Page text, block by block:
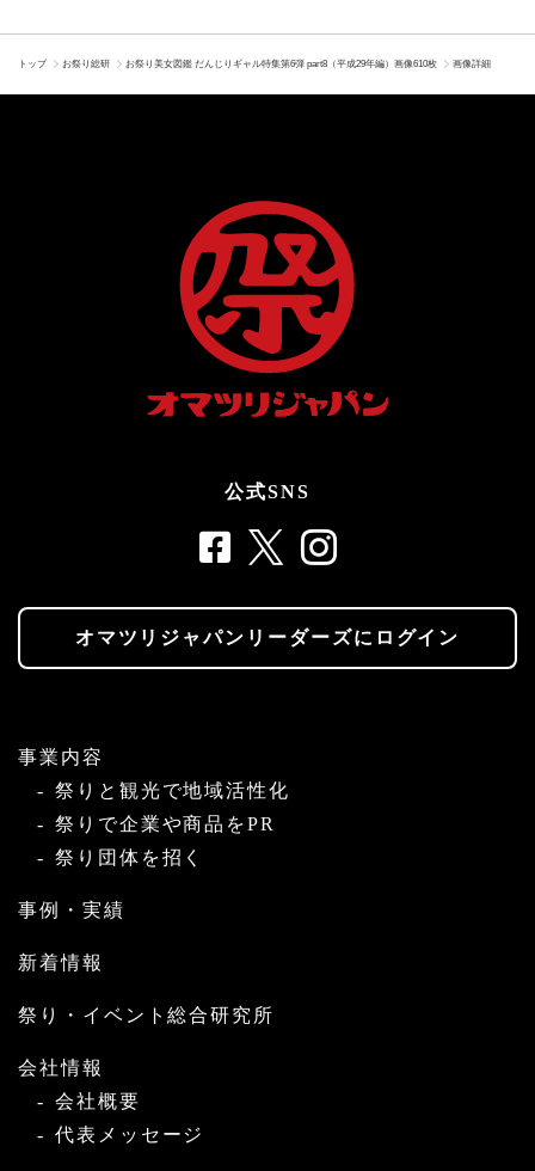
トップ お祭り総研 お祭り美女図鑑 だんじりギャル特集第6弾 part8（平成29年編）画像610枚 画像詳細
公式SNS
オマツリジャパンリーダーズにログイン
事業内容
祭りと観光で地域活性化
祭りで企業や商品をPR
祭り団体を招く
事例・実績
新着情報
祭り・イベント総合研究所
会社情報
会社概要
代表メッセージ